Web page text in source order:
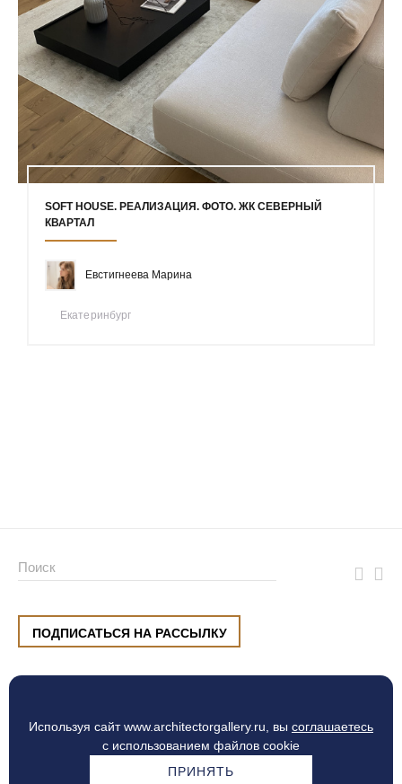
SOFT HOUSE. РЕАЛИЗАЦИЯ. ФОТО. ЖК СЕВЕРНЫЙ
КВАРТАЛ
Евстигнеева Марина
Екатеринбург
Используя сайт www.architectorgallery.ru, вы соглашаетесь
с использованием файлов cookie
ПРИНЯТЬ
ПОДПИСАТЬСЯ НА РАССЫЛКУ
ул. Малышева, 8, Екатеринбург
Процесс оплаты